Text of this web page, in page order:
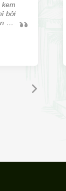
bởi
với